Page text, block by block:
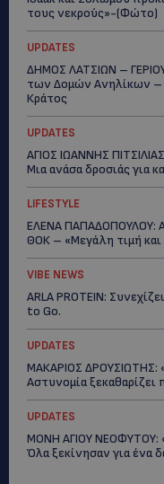
τους νεκρούς»-(Φώτο)
UPDATES
ΔΗΜΟΣ ΛΑΤΣΙΩΝ –
των Δομών Ανηλίκων –
Κράτος
UPDATES
ΑΓΙΟΣ ΙΩΑΝΝΗΣ
Μια ανάσα δροσιάς για
LIFESTYLE
ΕΛΕΝΑ ΠΑΠΑΔΟΠΟΥΛΟΥ:
ΘΟΚ – «Μεγάλη τιμή
VIBE NEWS
ARLA PROTEIN:
to Go.
UPDATES
ΜΑΚΑΡΙΟΣ ΔΡΟΥΣΙΩΤΗΣ:
Αστυνομία
UPDATES
ΜΟΝΗ ΑΓΙΟΥ ΝΕΟΦΥΤΟΥ:
Όλα ξεκίνησαν για ένα